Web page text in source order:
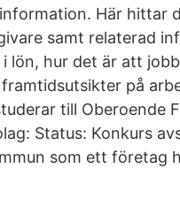
Här hittar
samt relaterad
lön, hur det är att
på
till Oberoende
Status: Konkurs
som ett företag